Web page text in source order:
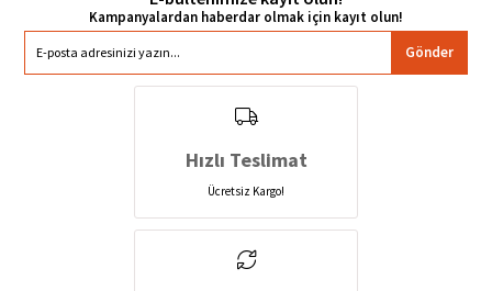
Gönder
Hızlı Teslimat
Ücretsiz Kargo!